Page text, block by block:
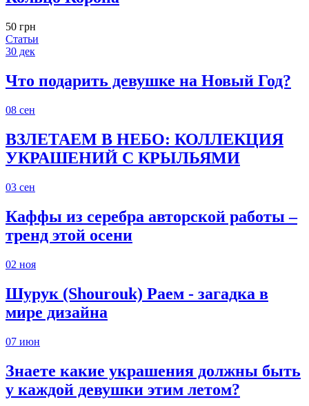
50 грн
Статьи
30 дек
Что подарить девушке на Новый Год?
08 сен
ВЗЛЕТАЕМ В НЕБО: КОЛЛЕКЦИЯ
УКРАШЕНИЙ С КРЫЛЬЯМИ
03 сен
Каффы из серебра авторской работы –
тренд этой осени
02 ноя
Шурук (Shourouk) Раем - загадка в
мире дизайна
07 июн
Знаете какие украшения должны быть
у каждой девушки этим летом?